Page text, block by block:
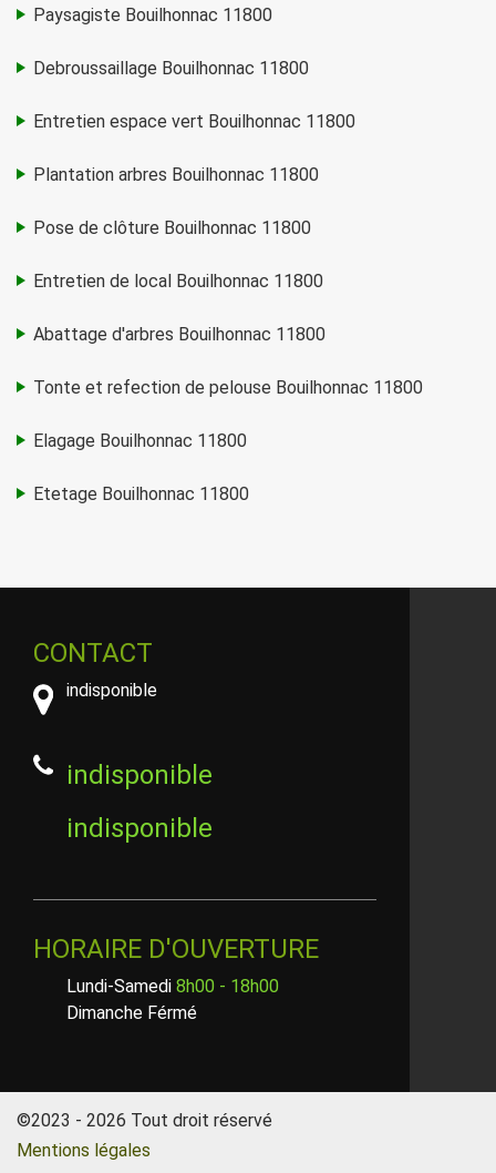
Paysagiste Bouilhonnac 11800
Debroussaillage Bouilhonnac 11800
Entretien espace vert Bouilhonnac 11800
Plantation arbres Bouilhonnac 11800
Pose de clôture Bouilhonnac 11800
Entretien de local Bouilhonnac 11800
Abattage d'arbres Bouilhonnac 11800
Tonte et refection de pelouse Bouilhonnac 11800
Elagage Bouilhonnac 11800
Etetage Bouilhonnac 11800
CONTACT
indisponible
indisponible
indisponible
HORAIRE D'OUVERTURE
Lundi-Samedi 8h00 - 18h00
Dimanche Férmé
©2023 - 2026 Tout droit réservé
Mentions légales